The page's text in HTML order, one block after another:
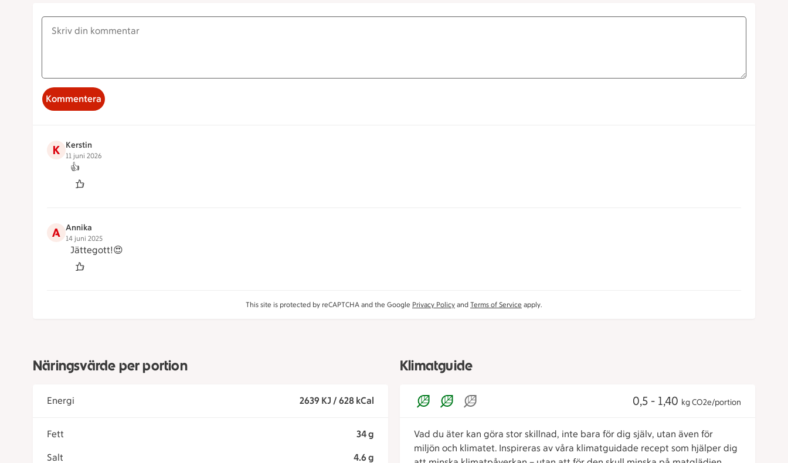
Kommentera
K Kerstin
11 juni 2026
👍
A Annika
14 juni 2025
Jättegott!😍
This site is protected by reCAPTCHA and the Google Privacy Policy and Terms of Service apply.
Näringsvärde per portion
Energi 2639 KJ / 628 kCal
Fett 34 g
Salt 4.6 g
Klimatguide
0,5 - 1,40 kg CO2e/portion
Vad du äter kan göra stor skillnad, inte bara för dig själv, utan även för
miljön och klimatet. Inspireras av våra klimatguidade recept som hjälper dig